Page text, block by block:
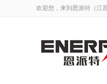
欢迎您，来到恩派特（江